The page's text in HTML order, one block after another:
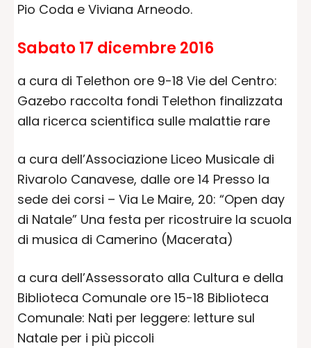
Pio Coda e Viviana Arneodo.
Sabato 17 dicembre 2016
a cura di Telethon ore 9-18 Vie del Centro:
Gazebo raccolta fondi Telethon finalizzata
alla ricerca scientifica sulle malattie rare
a cura dell’Associazione Liceo Musicale di
Rivarolo Canavese, dalle ore 14 Presso la
sede dei corsi – Via Le Maire, 20: “Open day
di Natale” Una festa per ricostruire la scuola
di musica di Camerino (Macerata)
a cura dell’Assessorato alla Cultura e della
Biblioteca Comunale ore 15-18 Biblioteca
Comunale: Nati per leggere: letture sul
Natale per i più piccoli